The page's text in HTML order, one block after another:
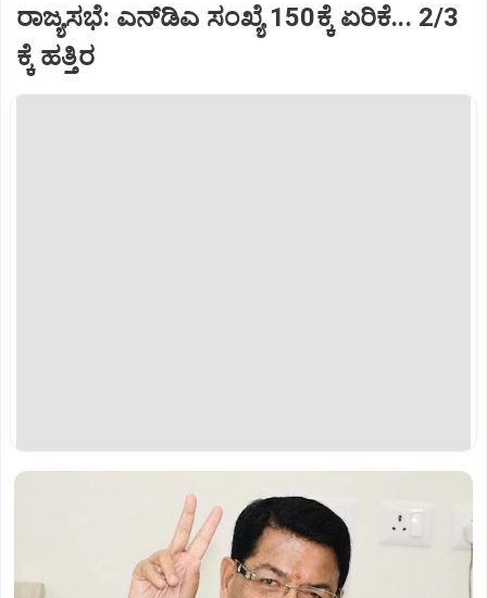
ರಾಜ್ಯಸಭೆ: ಎನ್‌ಡಿಎ ಸಂಖ್ಯೆ 150ಕ್ಕೆ ಏರಿಕೆ‌... 2/3
ಕ್ಕೆ ಹತ್ತಿರ